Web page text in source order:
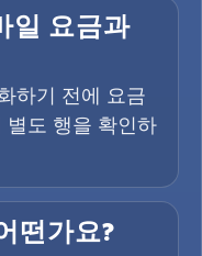
일 요금과
하기 전에 요금
별도 행을 확인하
떤가요?